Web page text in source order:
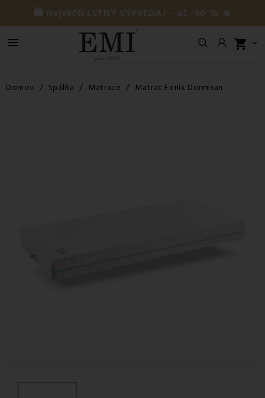
🛍️ Najväčší LETNÝ VÝPREDAJ – až -60 % 🔥
 shopping_cart 
Domov Spálňa Matrace Matrac Fenix Dormisan